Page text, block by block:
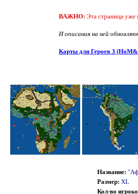
ВАЖНО: Эта страница уже
И описания на ней
Карты для Героев 3
Название:
Размер: XL
Кол-во